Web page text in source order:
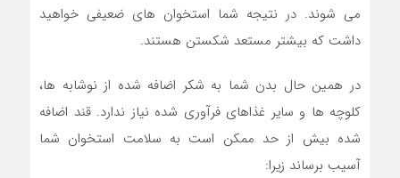
می شوند. در نتیجه شما استخوان های ضعیفی خواهید
داشت که بیشتر مستعد شکستن هستند.
در همین حال بدن شما به شکر اضافه شده از نوشابه ها،
کلوچه ها و سایر غذاهای فرآوری شده نیاز ندارد. قند اضافه
شده بیش از حد ممکن است به سلامت استخوان شما
آسیب برساند زیرا: